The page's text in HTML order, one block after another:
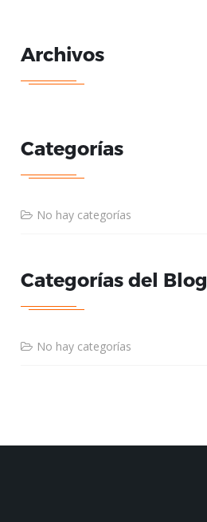
Archivos
Categorías
No hay categorías
Categorías del Blog
No hay categorías